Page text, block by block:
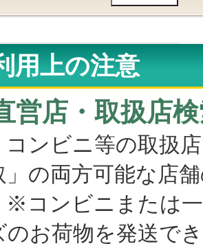
用上の注意
営店・取扱店
ンビニ等の取扱
」の両方可能な店
ンビニまたは一
のお荷物を発送で